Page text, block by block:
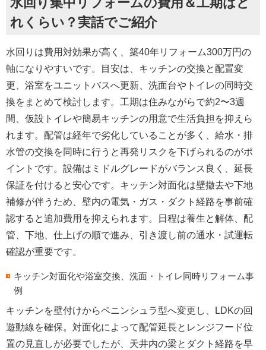
れくらい？実話でご紹介
水回りは費用対効果が高く、築40年リフォーム300万円の
軸になりやすいです。目安は、キッチンの交換と配置変
更、浴室をユニットバスへ更新、洗面台やトイレの同時交
換をまとめて検討します。工期は住みながらで約2〜3週
間、仮設トイレや簡易キッチンの用意で生活負担を抑えら
れます。配管は経年で劣化していることが多く、 給水・排
水管の交換を同時に行うと再発リスクを下げられるのがポ
イントです。設備は ミドルグレードがバランス良く、延長
保証を付けると安心です。キッチン対面化は壁撤去や下地
補修が伴うため、 壁内の電気・ガス・ダクト経路を事前確
認すると追加費用を抑えられます。日程は養生と解体、配
管、下地、仕上げの順で進み、 引き渡し前の通水・試運転
確認が重要です。
キッチン対面化や浴室交換、洗面・トイレ同時リフォーム事
例
キッチンを壁付けからペニンシュラ型へ変更し、LDKの回
遊動線を確保。対面化によって配管延長とレンジフード位
置の見直しが必要でしたが、 天井内の梁とダクト経路を早